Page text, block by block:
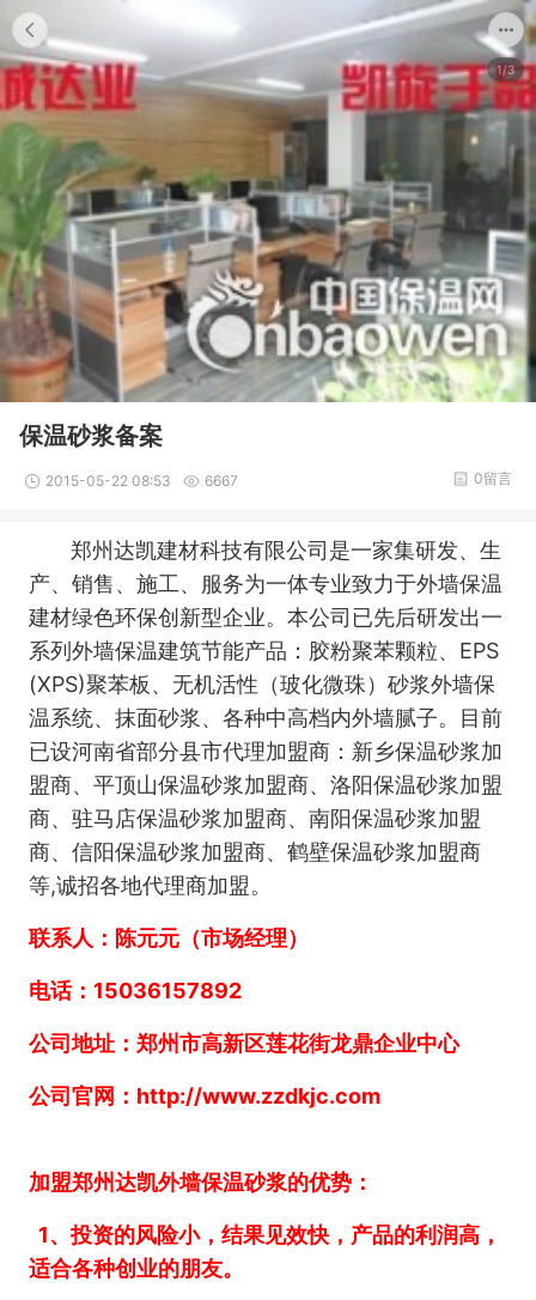
1/3
保温砂浆备案
2015-05-22 08:53 6667 0留言
郑州达凯建材科技有限公司是一家集研发、生
产、销售、施工、服务为一体专业致力于外墙保温
建材绿色环保创新型企业。本公司已先后研发出一
系列外墙保温建筑节能产品：胶粉聚苯颗粒、EPS
(XPS)聚苯板、无机活性（玻化微珠） 砂浆外墙保
温系统、抹面砂浆、各种中高档内外墙腻子。目前
已设河南省部分县市代理加盟商：新乡保温砂浆加
盟商、平顶山保温砂浆加盟商、洛阳保温砂浆加盟
商、驻马店保温砂浆加盟商、南阳保温砂浆加盟
商、信阳保温砂浆加盟商、鹤壁保温砂浆加盟商
等,诚招各地代理商加盟。
联系人：陈元元（市场经理）
电话：15036157892
公司地址：郑州市高新区莲花街龙鼎企业中心
公司官网：http://www.zzdkjc.com
加盟郑州达凯外墙保温砂浆的优势：
1、投资的风险小，结果见效快，产品的利润高，
适合各种创业的朋友。